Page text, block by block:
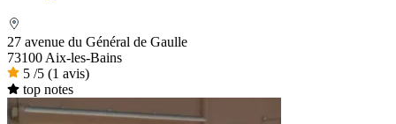
27 avenue du Général de Gaulle
73100 Aix-les-Bains
5 /5 (1 avis)
top notes